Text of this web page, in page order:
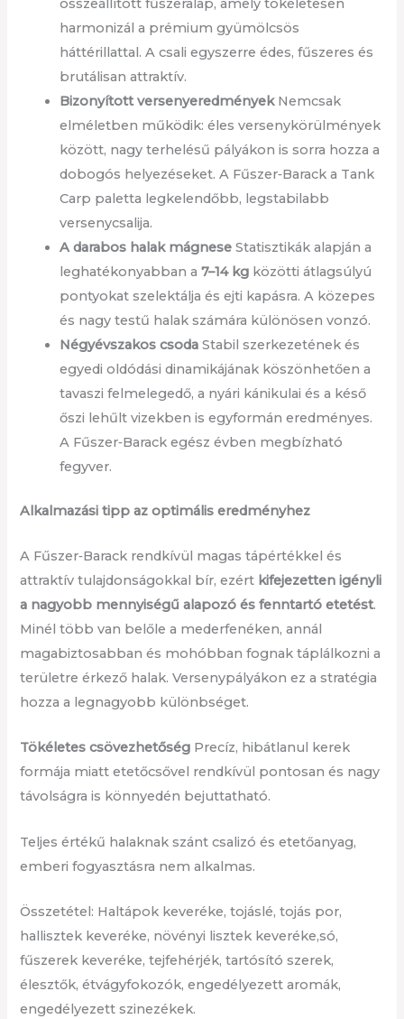
összeállított fűszeralap, amely tökéletesen
harmonizál a prémium gyümölcsös
háttérillattal. A csali egyszerre édes, fűszeres és
brutálisan attraktív.
Bizonyított versenyeredményekNemcsak
elméletben működik: éles versenykörülmények
között, nagy terhelésű pályákon is sorra hozza a
dobogós helyezéseket. A Fűszer‑Barack a Tank
Carp paletta legkelendőbb, legstabilabb
versenycsalija.
A darabos halak mágnese Statisztikák alapján a
leghatékonyabban a7–14 kg közötti átlagsúlyú
pontyokat szelektálja és ejti kapásra. A közepes
és nagy testű halak számára különösen vonzó.
Négyévszakos csoda Stabil szerkezetének és
egyedi oldódási dinamikájának köszönhetően a
tavaszi felmelegedő, a nyári kánikulai és a késő
őszi lehűlt vizekben is egyformán eredményes.
A Fűszer‑Barack egész évben megbízható
fegyver.
Alkalmazási tipp az optimális eredményhez
A Fűszer‑Barack rendkívül magas tápértékkel és
attraktív tulajdonságokkal bír, ezért kifejezetten igényli
a nagyobb mennyiségű alapozó és fenntartó etetést.
Minél több van belőle a mederfenéken, annál
magabiztosabban és mohóbban fognak táplálkozni a
területre érkező halak. Versenypályákon ez a stratégia
hozza a legnagyobb különbséget.
Tökéletes csövezhetőség Precíz, hibátlanul kerek
formája miatt etetőcsővel rendkívül pontosan és nagy
távolságra is könnyedén bejuttatható.
Teljes értékű halaknak szánt csalizó és etetőanyag,
emberi fogyasztásra nem alkalmas.
Összetétel: Haltápok keveréke, tojáslé, tojás por,
hallisztek keveréke, növényi lisztek keveréke,só,
fűszerek keveréke, tejfehérjék, tartósító szerek,
élesztők, étvágyfokozók, engedélyezett aromák,
engedélyezett szinezékek.